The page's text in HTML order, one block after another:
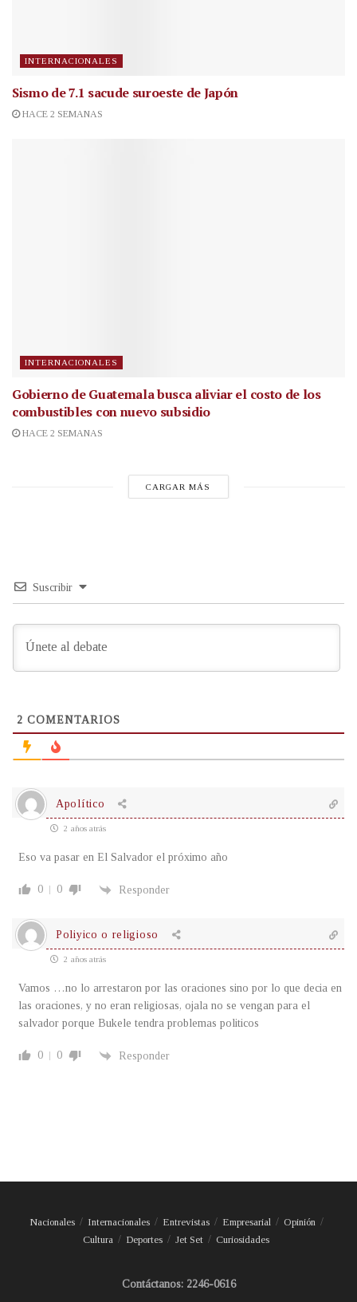
INTERNACIONALES
Sismo de 7.1 sacude suroeste de Japón
HACE 2 SEMANAS
INTERNACIONALES
Gobierno de Guatemala busca aliviar el costo de los
combustibles con nuevo subsidio
HACE 2 SEMANAS
CARGAR MÁS
Suscribir
2 COMENTARIOS
Apolítico
2 años atrás
Eso va pasar en El Salvador el próximo año
0 0 Responder
Poliyico o religioso
2 años atrás
Vamos …no lo arrestaron por las oraciones sino por lo que decia en
las oraciones, y no eran religiosas, ojala no se vengan para el
salvador porque Bukele tendra problemas politicos
0 0 Responder
Nacionales Internacionales Entrevistas Empresarial
Opinión
Cultura
Deportes Jet Set Curiosidades
Contáctanos: 2246-0616